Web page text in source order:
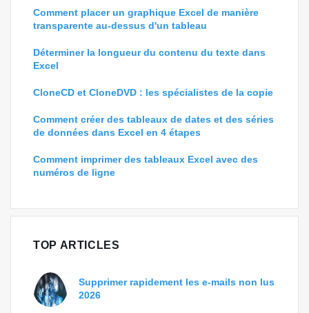
Comment placer un graphique Excel de manière
transparente au-dessus d'un tableau
Déterminer la longueur du contenu du texte dans
Excel
CloneCD et CloneDVD : les spécialistes de la copie
Comment créer des tableaux de dates et des séries
de données dans Excel en 4 étapes
Comment imprimer des tableaux Excel avec des
numéros de ligne
TOP ARTICLES
Supprimer rapidement les e-mails non lus
2026